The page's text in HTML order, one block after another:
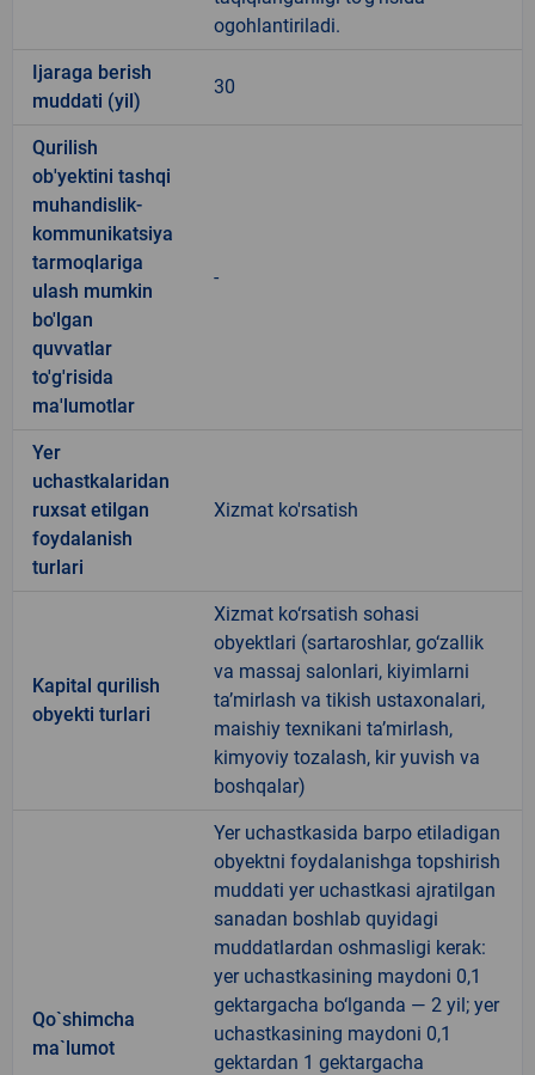
ogohlantiriladi.
Ijaraga berish
muddati (yil)
30
Qurilish
ob'yektini tashqi
muhandislik-
kommunikatsiya
tarmoqlariga
ulash mumkin
bo'lgan
quvvatlar
to'g'risida
ma'lumotlar
-
Yer
uchastkalaridan
ruxsat etilgan
foydalanish
turlari
Xizmat ko'rsatish
Kapital qurilish
obyekti turlari
Xizmat ko‘rsatish sohasi
obyektlari (sartaroshlar, go‘zallik
va massaj salonlari, kiyimlarni
ta’mirlash va tikish ustaxonalari,
maishiy texnikani ta’mirlash,
kimyoviy tozalash, kir yuvish va
boshqalar)
Qo`shimcha
ma`lumot
Yer uchastkasida barpo etiladigan
obyektni foydalanishga topshirish
muddati yer uchastkasi ajratilgan
sanadan boshlab quyidagi
muddatlardan oshmasligi kerak:
yer uchastkasining maydoni 0,1
gektargacha bo‘lganda — 2 yil; yer
uchastkasining maydoni 0,1
gektardan 1 gektargacha